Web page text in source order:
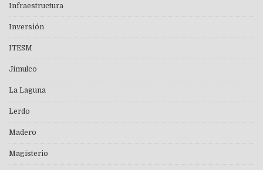
Infraestructura
Inversión
ITESM
Jimulco
La Laguna
Lerdo
Madero
Magisterio